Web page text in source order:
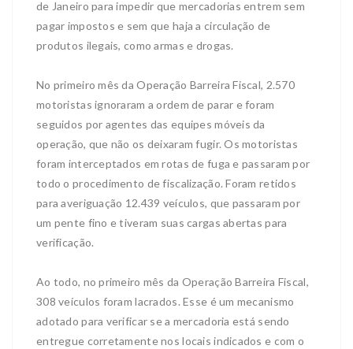
de Janeiro para impedir que mercadorias entrem sem
pagar impostos e sem que haja a circulação de
produtos ilegais, como armas e drogas.
No primeiro mês da Operação Barreira Fiscal, 2.570
motoristas ignoraram a ordem de parar e foram
seguidos por agentes das equipes móveis da
operação, que não os deixaram fugir. Os motoristas
foram interceptados em rotas de fuga e passaram por
todo o procedimento de fiscalização. Foram retidos
para averiguação 12.439 veículos, que passaram por
um pente fino e tiveram suas cargas abertas para
verificação.
Ao todo, no primeiro mês da Operação Barreira Fiscal,
308 veículos foram lacrados. Esse é um mecanismo
adotado para verificar se a mercadoria está sendo
entregue corretamente nos locais indicados e com o